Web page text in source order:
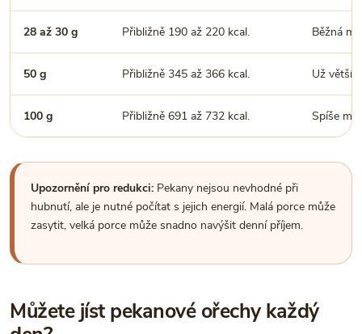
28 až 30 g Přibližně 190 až 220 kcal. Běžná
50 g Přibližně 345 až 366 kcal. Už větší
100 g Přibližně 691 až 732 kcal. Spíše
Upozornění pro redukci: Pekany nejsou nevhodné při
hubnutí, ale je nutné počítat s jejich energií. Malá porce může
zasytit, velká porce může snadno navýšit denní příjem.
Můžete jíst pekanové ořechy každý